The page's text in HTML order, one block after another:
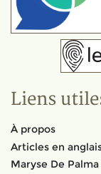
Liens
À propos
Articles en
Maryse De Palma